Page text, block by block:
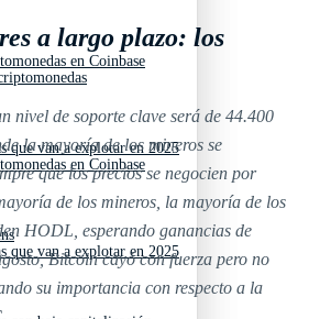
en Coinbase
que van a explotar en 2025
en Coinbase
que van a explotar en 2025
a largo plazo: los
nivel de soporte clave será de 44.400
la mayoría de los mineros se
que los precios se negocien por
de los mineros, la mayoría de los
HODL, esperando ganancias de
Bitcoin cayó con fuerza pero no
su importancia con respecto a la